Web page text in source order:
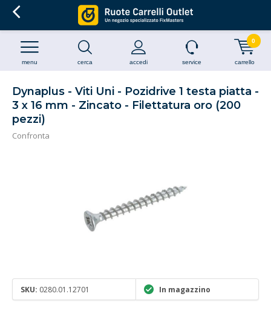
cerca accedi
menu service carrello
0
Dynaplus - Viti Uni - Pozidrive 1 testa piatta -
3 x 16 mm - Zincato - Filettatura oro (200
pezzi)
Confronta
SKU: 0280.01.12701 In magazzino